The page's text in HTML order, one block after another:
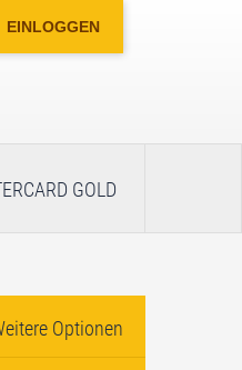
EINLOGGEN
GOLD
Optionen